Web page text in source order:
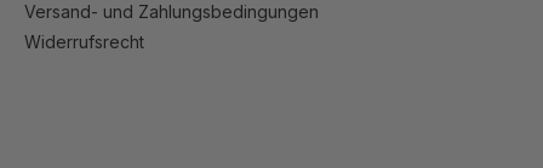
Versand- und Zahlungsbedingungen
Widerrufsrecht